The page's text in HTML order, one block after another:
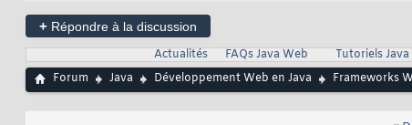
+ Répondre à la discussion
Actualités
FAQs Java Web Tutoriels Java
Forum
Java Développement Web en Java Frameworks